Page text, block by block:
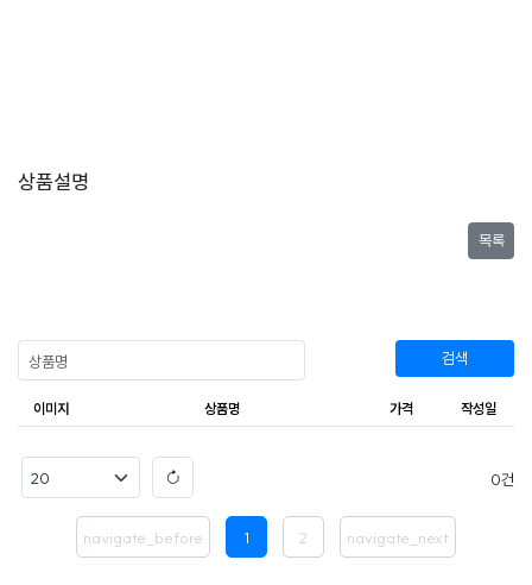
상품설명
목록
검색
이미지 상품명 가격 작성일
navigate_before 1 2 navigate_next
0